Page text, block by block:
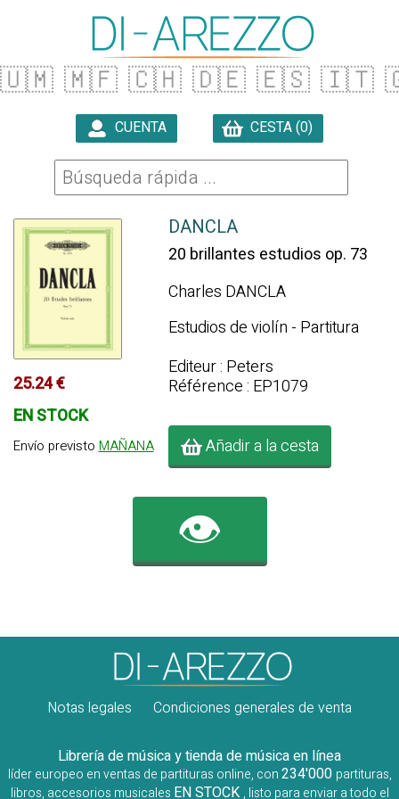
🇺🇲 🇲🇫 🇨🇭 🇩🇪 🇪🇸 🇮🇹
CUENTA CESTA (0)
25.24 €
EN STOCK
Envío previsto MAÑANA
DANCLA
20 brillantes estudios op. 73
Charles DANCLA
Estudios de violín - Partitura
Editeur : Peters
Référence : EP1079
Añadir a la cesta
👁️
Notas legales Condiciones generales de venta
Librería de música y tienda de música en línea
líder europeo en ventas de partituras online, con234'000 partituras,
libros, accesorios musicales EN STOCK , listo para enviar a todo el